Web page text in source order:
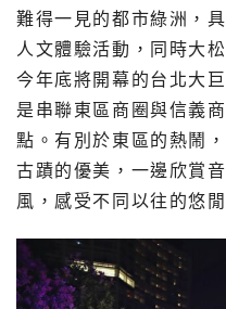
難得一見的都市綠洲，
人文體驗活動，同時大
今年底將開幕的台北大
是串聯東區商圈與信義
點。有別於東區的熱鬧
古蹟的優美，一邊欣賞
風，感受不同以往的悠閒